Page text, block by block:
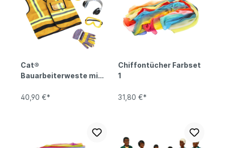
Cat®
Bauarbeiterweste mit
40,90 €*
Chiffontücher Farbset
1
31,80 €*